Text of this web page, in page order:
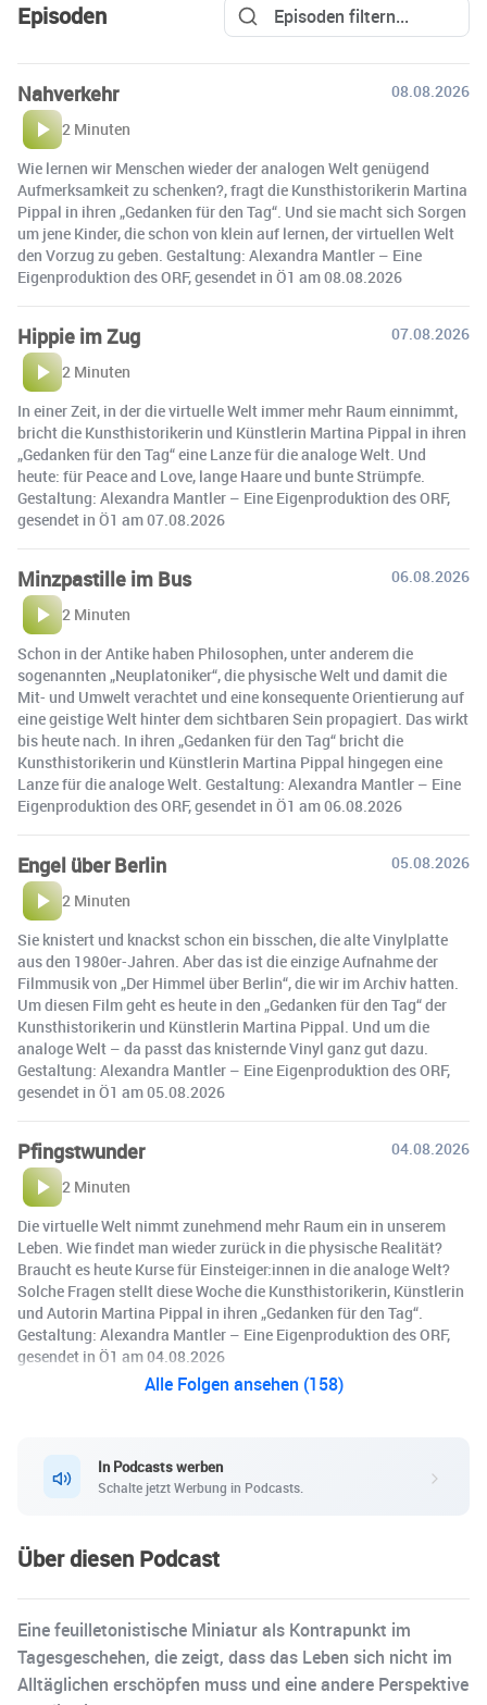
Episoden
Nahverkehr
08.08.2026
2 Minuten
Wie lernen wir Menschen wieder der analogen Welt genügend
Aufmerksamkeit zu schenken?, fragt die Kunsthistorikerin Martina
Pippal in ihren „Gedanken für den Tag“. Und sie macht sich Sorgen
um jene Kinder, die schon von klein auf lernen, der virtuellen Welt
den Vorzug zu geben. Gestaltung: Alexandra Mantler – Eine
Eigenproduktion des ORF, gesendet in Ö1 am 08.08.2026
Hippie im Zug
07.08.2026
2 Minuten
In einer Zeit, in der die virtuelle Welt immer mehr Raum einnimmt,
bricht die Kunsthistorikerin und Künstlerin Martina Pippal in ihren
„Gedanken für den Tag“ eine Lanze für die analoge Welt. Und
heute: für Peace and Love, lange Haare und bunte Strümpfe.
Gestaltung: Alexandra Mantler – Eine Eigenproduktion des ORF,
gesendet in Ö1 am 07.08.2026
Minzpastille im Bus
06.08.2026
2 Minuten
Schon in der Antike haben Philosophen, unter anderem die
sogenannten „Neuplatoniker“, die physische Welt und damit die
Mit- und Umwelt verachtet und eine konsequente Orientierung auf
eine geistige Welt hinter dem sichtbaren Sein propagiert. Das wirkt
bis heute nach. In ihren „Gedanken für den Tag“ bricht die
Kunsthistorikerin und Künstlerin Martina Pippal hingegen eine
Lanze für die analoge Welt. Gestaltung: Alexandra Mantler – Eine
Eigenproduktion des ORF, gesendet in Ö1 am 06.08.2026
Engel über Berlin
05.08.2026
2 Minuten
Sie knistert und knackst schon ein bisschen, die alte Vinylplatte
aus den 1980er-Jahren. Aber das ist die einzige Aufnahme der
Filmmusik von „Der Himmel über Berlin“, die wir im Archiv hatten.
Um diesen Film geht es heute in den „Gedanken für den Tag“ der
Kunsthistorikerin und Künstlerin Martina Pippal. Und um die
analoge Welt – da passt das knisternde Vinyl ganz gut dazu.
Gestaltung: Alexandra Mantler – Eine Eigenproduktion des ORF,
gesendet in Ö1 am 05.08.2026
Pfingstwunder
04.08.2026
2 Minuten
Die virtuelle Welt nimmt zunehmend mehr Raum ein in unserem
Leben. Wie findet man wieder zurück in die physische Realität?
Braucht es heute Kurse für Einsteiger:innen in die analoge Welt?
Solche Fragen stellt diese Woche die Kunsthistorikerin, Künstlerin
und Autorin Martina Pippal in ihren „Gedanken für den Tag“.
Gestaltung: Alexandra Mantler – Eine Eigenproduktion des ORF,
gesendet in Ö1 am 04.08.2026
Alle Folgen ansehen (158)
In Podcasts werben
Schalte jetzt Werbung in Podcasts.
Über diesen Podcast
Eine feuilletonistische Miniatur als Kontrapunkt im
Tagesgeschehen, die zeigt, dass das Leben sich nicht im
Alltäglichen erschöpfen muss und eine andere Perspektive